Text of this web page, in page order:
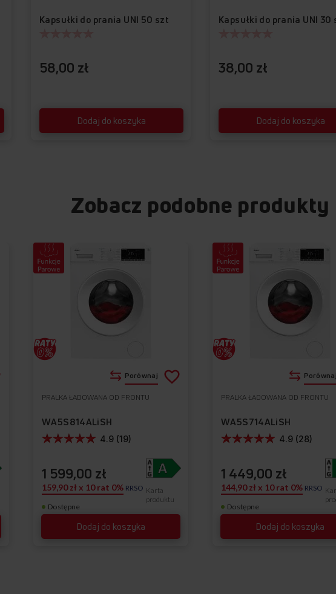
58,00 zł
Kapsułki do prania UNI 50 szt
Dodaj do koszyka
38,00 zł
Kapsułki do prania UNI 30
Dodaj do koszyka
Zobacz podobne produkty
Dostępne
PRALKA ŁADOWANA OD FRONTU
WA5S814ALiSH
Dodaj do koszyka
4.9 (19)
Karta
produktu
1 599,00 zł
159,90 zł x 10 rat 0% RRSO
Porównaj Dodaj
Dostępne
PRALKA ŁADOWANA OD FRONTU
WA5S714ALiSH
Dodaj do koszyka
4.9 (28)
1 449,00 zł
144,90 zł x 10 rat 0% RRSO